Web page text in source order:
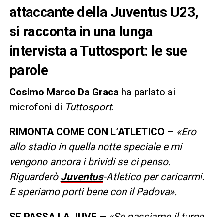
attaccante della Juventus U23,
si racconta in una lunga
intervista a Tuttosport: le sue
parole
Cosimo Marco Da Graca ha parlato ai
microfoni di Tuttosport.
RIMONTA COME CON L’ATLETICO – «Ero
allo stadio in quella notte speciale e mi
vengono ancora i brividi se ci penso.
Riguarderò Juventus-Atletico per caricarmi.
E speriamo porti bene con il Padova».